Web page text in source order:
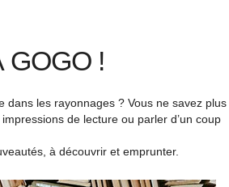
GOGO !
dans les rayonnages ? Vous ne savez plus
de lecture ou parler d’un coup
à découvrir et emprunter.